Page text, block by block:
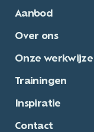
Aanbod
Over ons
Onze werkwijze
Trainingen
Inspiratie
Contact